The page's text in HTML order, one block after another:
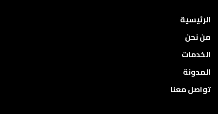
الرئيسية
من نحن
الخدمات
المدونة
تواصل معنا